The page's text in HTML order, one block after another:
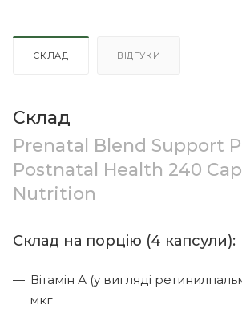
СКЛАД ВІДГУКИ
Склад
Prenatal Blend Support
Postnatal Health 240
Nutrition
Склад на порцію (4 капсули):
Вітамін А (у вигляді
мкг